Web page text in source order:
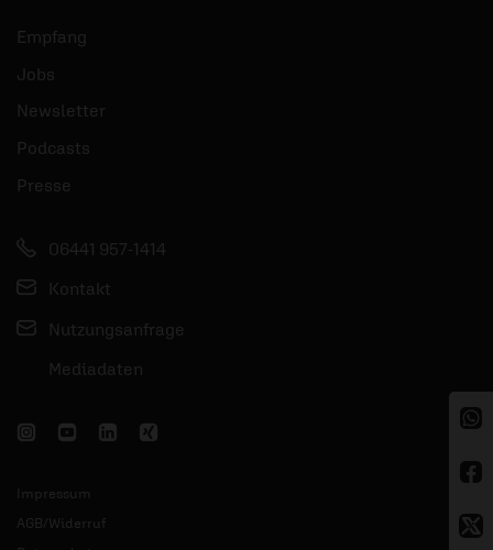
Empfang
Jobs
Newsletter
Podcasts
Presse
06441 957-1414
Kontakt
Nutzungsanfrage
Mediadaten
Impressum
AGB/Widerruf